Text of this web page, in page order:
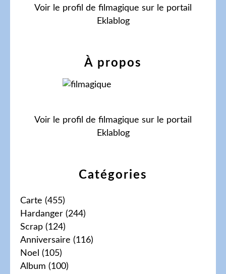
Catégories
Carte (455)
Hardanger (244)
Scrap (124)
Anniversaire (116)
Noel (105)
Album (100)
Voir le profil de filmagique sur le portail
Eklablog
À propos
Voir le profil de filmagique sur le portail
Eklablog